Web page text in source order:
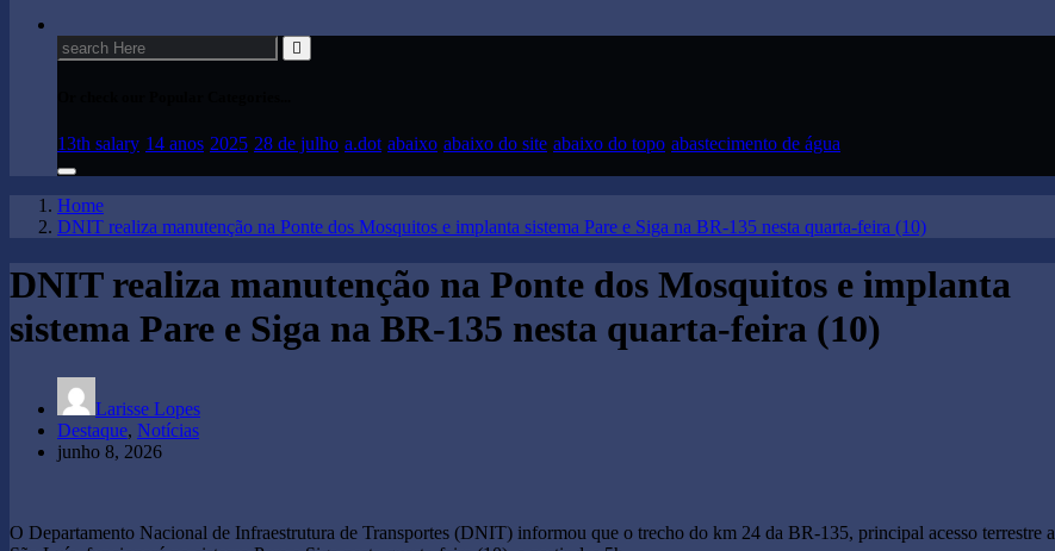
Search
for:
13th salary 14 anos 2025 28 de julho a.dot abaixo abaixo do site abaixo do topo abastecimento de água
Home
DNIT realiza manutenção na Ponte dos Mosquitos e implanta sistema Pare e Siga na BR-135 nesta quarta-feira (10)
DNIT realiza manutenção na Ponte dos Mosquitos e implanta
sistema Pare e Siga na BR-135 nesta quarta-feira (10)
Larisse Lopes
Destaque, Notícias
junho 8, 2026
O Departamento Nacional de Infraestrutura de Transportes (DNIT) informou que o trecho do km 24 da BR-135, principal acesso terrestre a